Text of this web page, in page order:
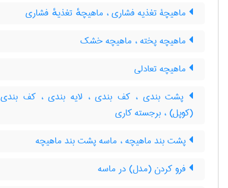
ماهیچۀ تغذیه فشاری ، ماهیچهٔ تغذیهٔ فشاری
ماهیچه پخته ، ماهیچه خشک
ماهیچه تعادلی
پشت بندی ، کف بندی ، لایه بندی ، کف بندی
(کوپل) ، برجسته کاری
پشت بند ماهیچه ، ماسه پشت بند ماهیچه
فرو کردن (مدل) در ماسه